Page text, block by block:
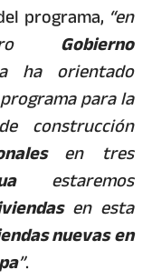
programa, “en
Gobierno
ha orientado
para la
construcción
en tres
estaremos
en esta
nuevas en
”.